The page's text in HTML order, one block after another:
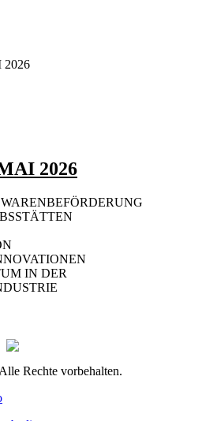
2026
2026
IN DER
Rechte vorbehalten.